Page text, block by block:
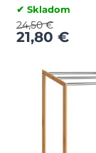
✔ Skladom
21,80 €
24,50 €